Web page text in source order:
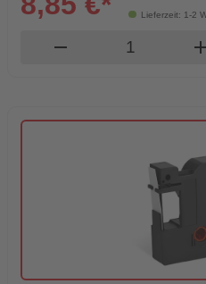
Lieferzeit: 1-2
remove Produkt add